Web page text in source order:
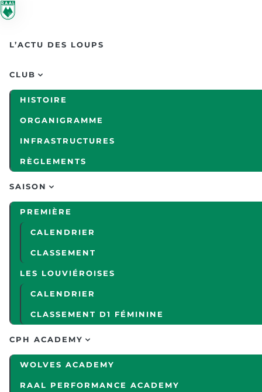
Skip to main content
L’ACTU DES LOUPS
CLUB
HISTOIRE
ORGANIGRAMME
INFRASTRUCTURES
RÈGLEMENTS
SAISON
PREMIÈRE
CALENDRIER
CLASSEMENT
LES LOUVIÉROISES
CALENDRIER
CLASSEMENT D1 FÉMININE
CPH ACADEMY
WOLVES ACADEMY
RAAL PERFORMANCE ACADEMY